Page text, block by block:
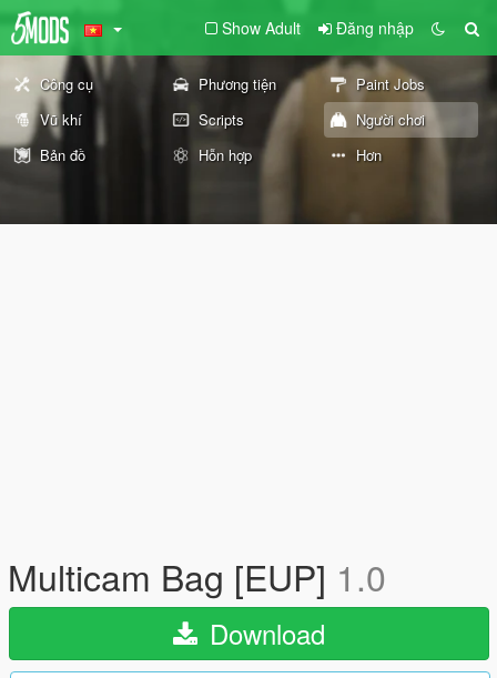
Show Adult Đăng nhập
Công cụ Phương tiện
Paint Jobs
Vũ khí
Scripts
Người chơi
Bản đồ
Hỗn hợp Hơn
Multicam Bag [EUP] 1.0
Download